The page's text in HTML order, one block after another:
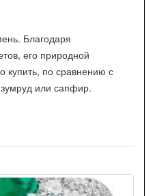
Благодаря
его природной
купить, по сравнению с
или сапфир.